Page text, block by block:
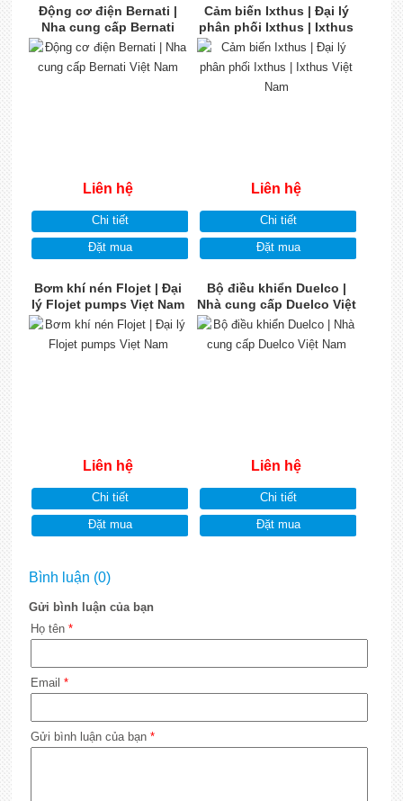
Động cơ điện Bernati |
Nha cung cấp Bernati
Việt Nam
Liên hệ
Chi tiết
Đặt mua
Cảm biến Ixthus | Đại lý
phân phối Ixthus | Ixthus
Việt Nam
Liên hệ
Chi tiết
Đặt mua
Bơm khí nén Flojet | Đại
lý Flojet pumps Viẹt Nam
Liên hệ
Chi tiết
Đặt mua
Bộ điều khiển Duelco |
Nhà cung cấp Duelco Việt
Nam
Liên hệ
Chi tiết
Đặt mua
Bình luận (0)
Gửi bình luận của bạn
Họ tên *
Email *
Gửi bình luận của bạn *